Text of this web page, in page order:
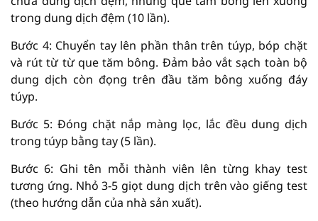
trong dung dịch đệm (10 lần).
Bước 4: Chuyển tay lên phần thân trên túyp, bóp chặt
và rút từ từ que tăm bông. Đảm bảo vắt sạch toàn bộ
dung dịch còn đọng trên đầu tăm bông xuống đáy
túyp.
Bước 5: Đóng chặt nắp màng lọc, lắc đều dung dịch
trong túyp bằng tay (5 lần).
Bước 6: Ghi tên mỗi thành viên lên từng khay test
tương ứng. Nhỏ 3-5 giọt dung dịch trên vào giếng test
(theo hướng dẫn của nhà sản xuất).